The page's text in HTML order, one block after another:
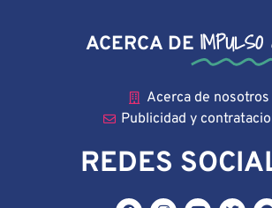
ACERCA DE
Acerca de nosotros
Publicidad y
REDES